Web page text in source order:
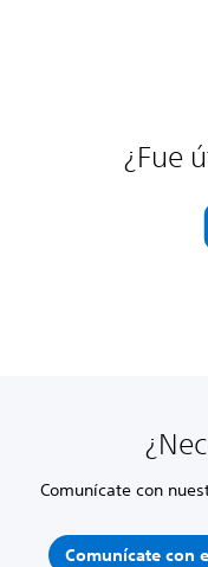
¿Fue
Comunícate con
Comunícate con